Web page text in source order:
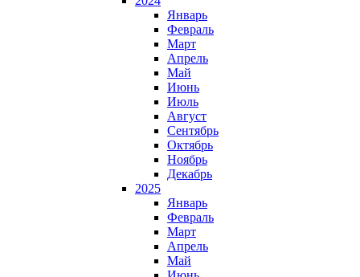
Январь
Февраль
Март
Апрель
Май
Июнь
Июль
Август
Сентябрь
Октябрь
Ноябрь
Декабрь
2025
Январь
Февраль
Март
Апрель
Май